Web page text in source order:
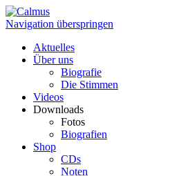
Navigation überspringen
Aktuelles
Über uns
Biografie
Die Stimmen
Videos
Downloads
Fotos
Biografien
Shop
CDs
Noten